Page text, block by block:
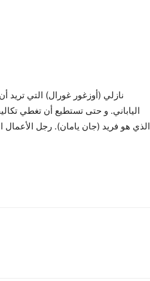
نازلي (أوزغور غورال) التي
الياباني. و حتى تستطيع أن تغطي
الذي هو فريد (جان يامان). رجل